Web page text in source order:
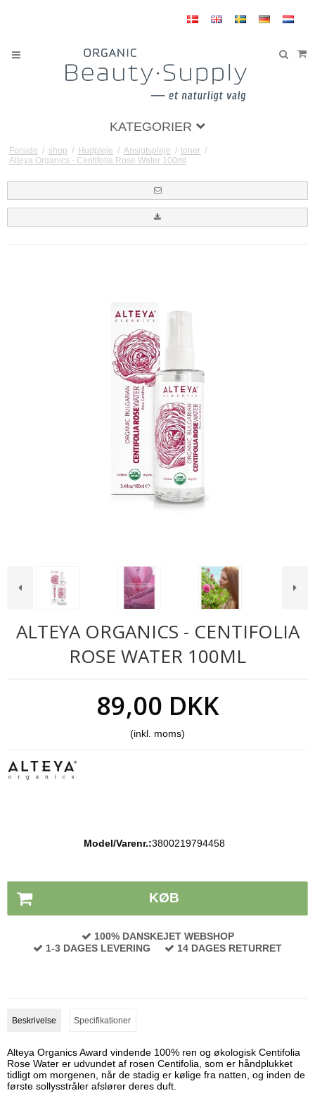
KATEGORIER
Forside / shop / Hudpleje / Ansigtspleje / toner /
Alteya Organics - Centifolia Rose Water 100ml
ALTEYA ORGANICS - CENTIFOLIA
ROSE WATER 100ML
89,00 DKK
(inkl. moms)
Model/Varenr.:3800219794458
KØB
100% DANSKEJET WEBSHOP
1-3 DAGES LEVERING
14 DAGES RETURRET
Beskrivelse Specifikationer
Alteya Organics Award vindende 100% ren og økologisk Centifolia
Rose Water er udvundet af rosen Centifolia, som er håndplukket
tidligt om morgenen, når de stadig er kølige fra natten, og inden de
første sollysstråler afslører deres duft.